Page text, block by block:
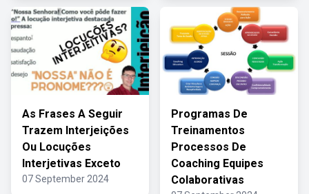
As Frases A Seguir
Trazem Interjeições
Ou Locuções
Interjetivas Exceto
07 September 2024
Programas De
Treinamentos
Processos De
Coaching Equipes
Colaborativas